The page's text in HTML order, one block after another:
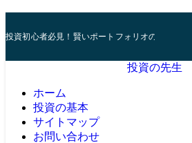
投資初心者必見！賢いポートフォリオの組み方と
投資の先生
ホーム
投資の基本
サイトマップ
お問い合わせ